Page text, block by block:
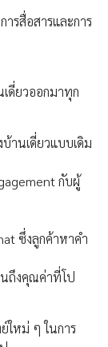
ารสื่อสารและการ
ดี่ยวออกมาทุก
านเดี่ยวแบบเดิม
กับผู้
ซึ่งลูกค้าหาคำ
นถึงคุณค่าที่โป
ใหม่ ๆ ในการ